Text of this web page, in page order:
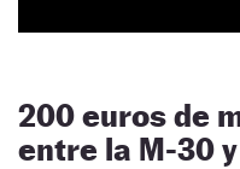
200 euros de
entre la M-30